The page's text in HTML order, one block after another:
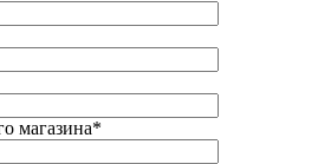
магазина*